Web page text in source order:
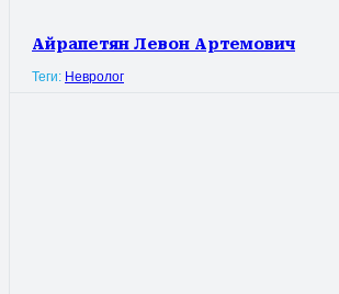
Айрапетян Левон Артемович
Теги: Невролог